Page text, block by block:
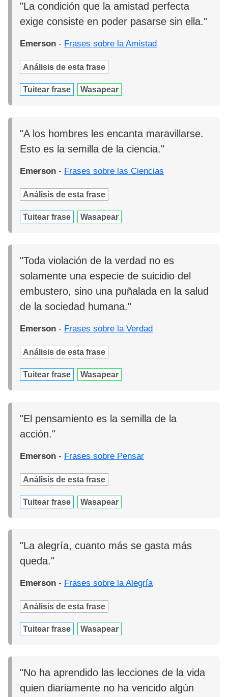
"La condición que la amistad perfecta
exige consiste en poder pasarse sin ella."
Emerson - Frases sobre la Amistad
Análisis de esta frase
Tuitear frase Wasapear
"A los hombres les encanta maravillarse.
Esto es la semilla de la ciencia."
Emerson - Frases sobre las Ciencias
Análisis de esta frase
Tuitear frase Wasapear
"Toda violación de la verdad no es
solamente una especie de suicidio del
embustero, sino una puñalada en la salud
de la sociedad humana."
Emerson - Frases sobre la Verdad
Análisis de esta frase
Tuitear frase Wasapear
"El pensamiento es la semilla de la
acción."
Emerson - Frases sobre Pensar
Análisis de esta frase
Tuitear frase Wasapear
"La alegría, cuanto más se gasta más
queda."
Emerson - Frases sobre la Alegría
Análisis de esta frase
Tuitear frase Wasapear
"No ha aprendido las lecciones de la vida
quien diariamente no ha vencido algún